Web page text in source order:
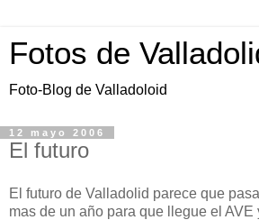
Fotos de
Foto-Blog de Valladoloid
12 mayo 2006
El futuro
El futuro de Valladolid parece que
mas de un año para que llegue el AVE